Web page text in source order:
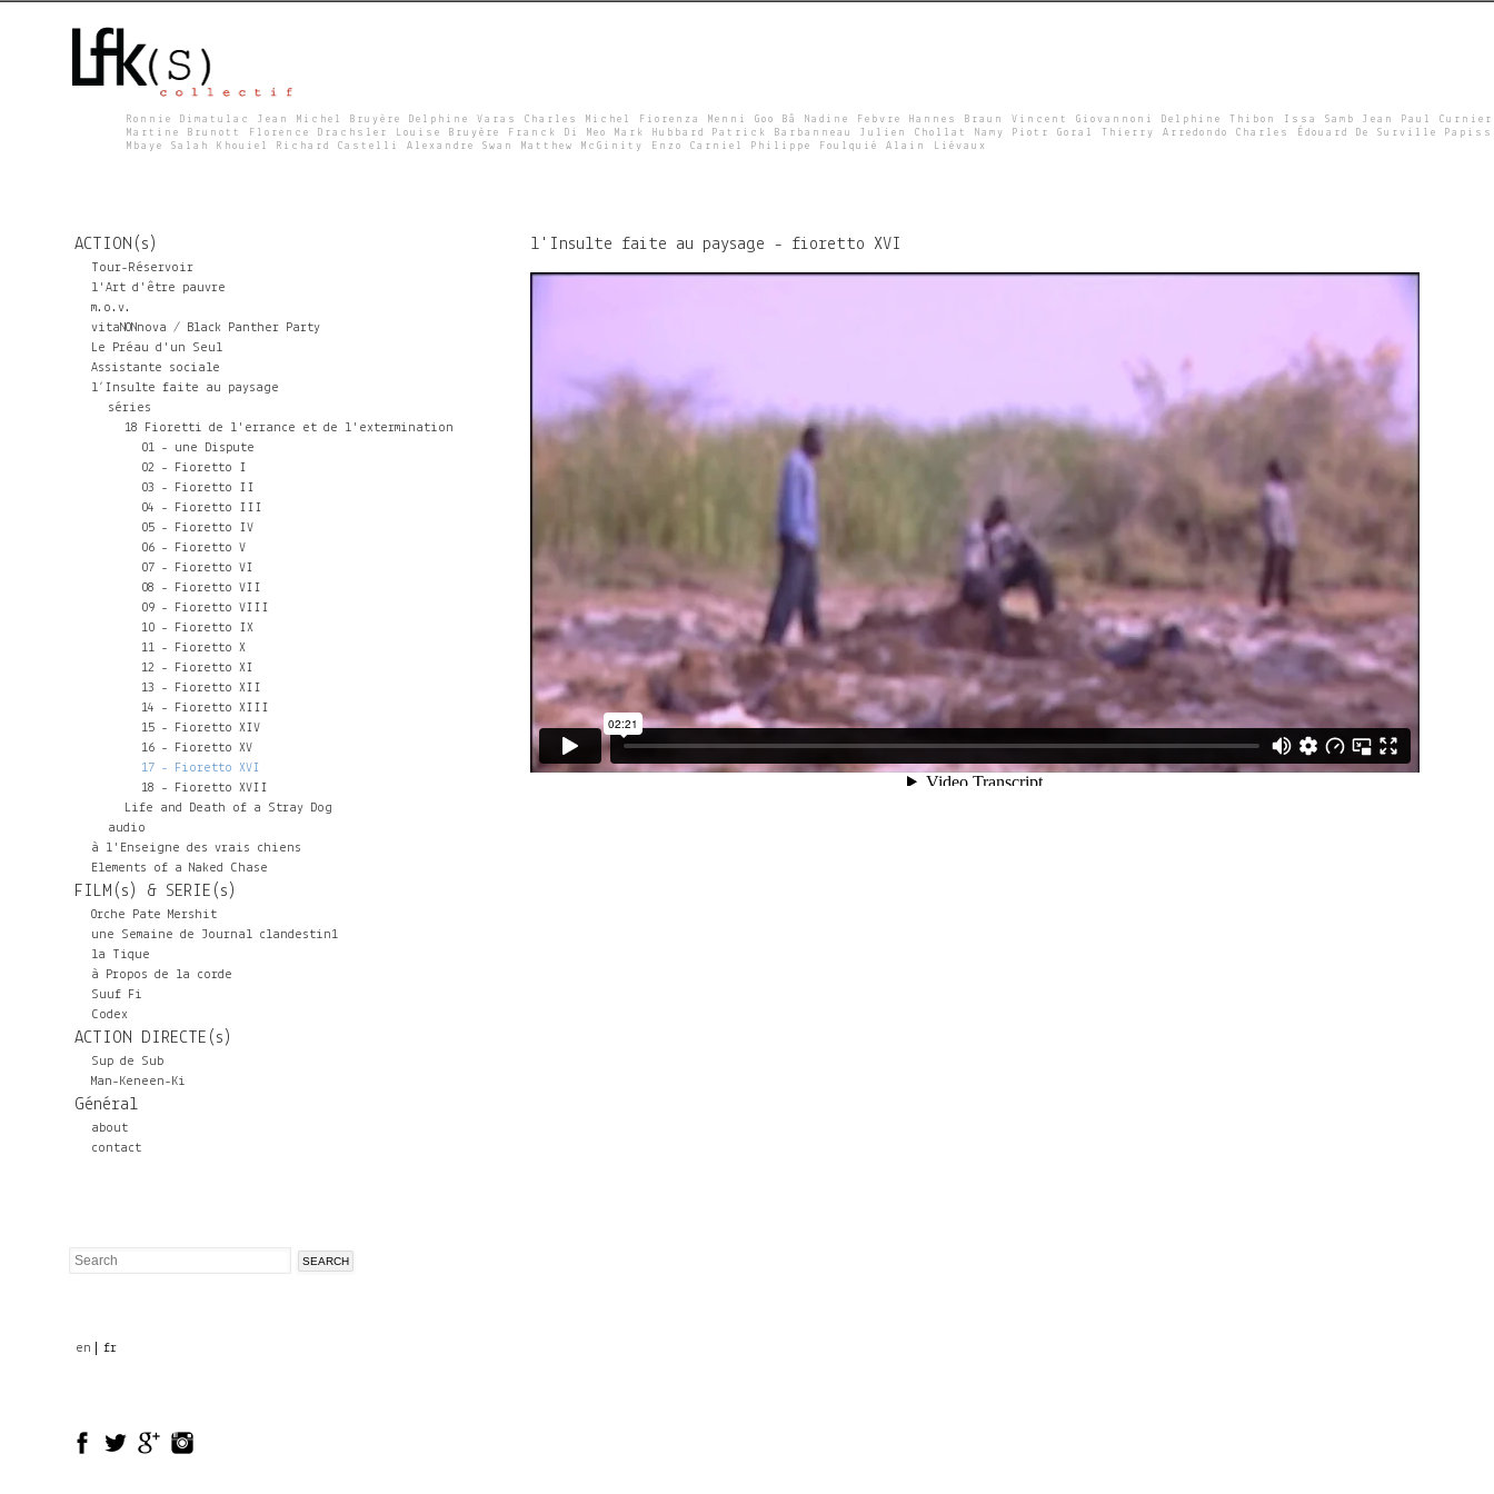
F
K
S
Ronnie Dimatulac Jean Michel Bruyère Delphine Varas Charles Michel Fiorenza Menni Goo Bâ Nadine Febvre Hannes Braun Vincent Giovannoni Delphine Thibon Issa Samb Jean Paul Curnier
Martine Brunott Florence Drachsler Louise Bruyère Franck Di Meo Mark Hubbard Patrick Barbanneau Julien Chollat Namy Piotr Goral Thierry Arredondo Charles Édouard De Surville Papiss
Mbaye Salah Khouiel Richard Castelli Alexandre Swan Matthew McGinity Enzo Carniel Philippe Foulquié Alain Liévaux
ACTION(s)
Tour-Réservoir
l'Art d'être pauvre
m.o.v.
vitaNONnova / Black Panther Party
Le Préau d'un Seul
Assistante sociale
l’Insulte faite au paysage
séries
18 Fioretti de l'errance et de l'extermination
01 - une Dispute
02 - Fioretto I
03 - Fioretto II
04 - Fioretto III
05 - Fioretto IV
06 - Fioretto V
07 - Fioretto VI
08 - Fioretto VII
09 - Fioretto VIII
10 - Fioretto IX
11 - Fioretto X
12 - Fioretto XI
13 - Fioretto XII
14 - Fioretto XIII
15 - Fioretto XIV
16 - Fioretto XV
17 - Fioretto XVI
18 - Fioretto XVII
Life and Death of a Stray Dog
audio
à l'Enseigne des vrais chiens
Elements of a Naked Chase
FILM(s) & SERIE(s)
Orche Pate Mershit
une Semaine de Journal clandestin1
la Tique
à Propos de la corde
Suuf Fi
Codex
ACTION DIRECTE(s)
Sup de Sub
Man-Keneen-Ki
Général
about
contact
l'Insulte faite au paysage - fioretto XVI
Search
en fr